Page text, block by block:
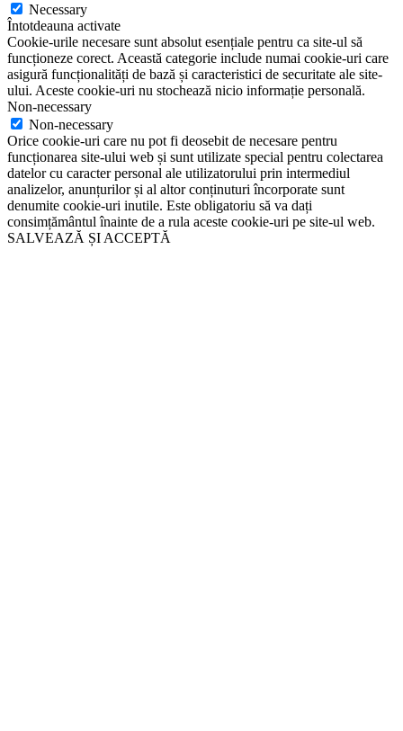
Necessary
Întotdeauna activate
Cookie-urile necesare sunt absolut esențiale pentru ca site-ul să
funcționeze corect. Această categorie include numai cookie-uri care
asigură funcționalități de bază și caracteristici de securitate ale site-
ului. Aceste cookie-uri nu stochează nicio informație personală.
Non-necessary
Non-necessary
Orice cookie-uri care nu pot fi deosebit de necesare pentru
funcționarea site-ului web și sunt utilizate special pentru colectarea
datelor cu caracter personal ale utilizatorului prin intermediul
analizelor, anunțurilor și al altor conținuturi încorporate sunt
denumite cookie-uri inutile. Este obligatoriu să va dați
consimțământul înainte de a rula aceste cookie-uri pe site-ul web.
SALVEAZĂ ȘI ACCEPTĂ